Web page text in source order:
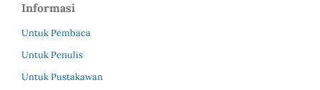
Informasi
Untuk Pembaca
Untuk Penulis
Untuk Pustakawan